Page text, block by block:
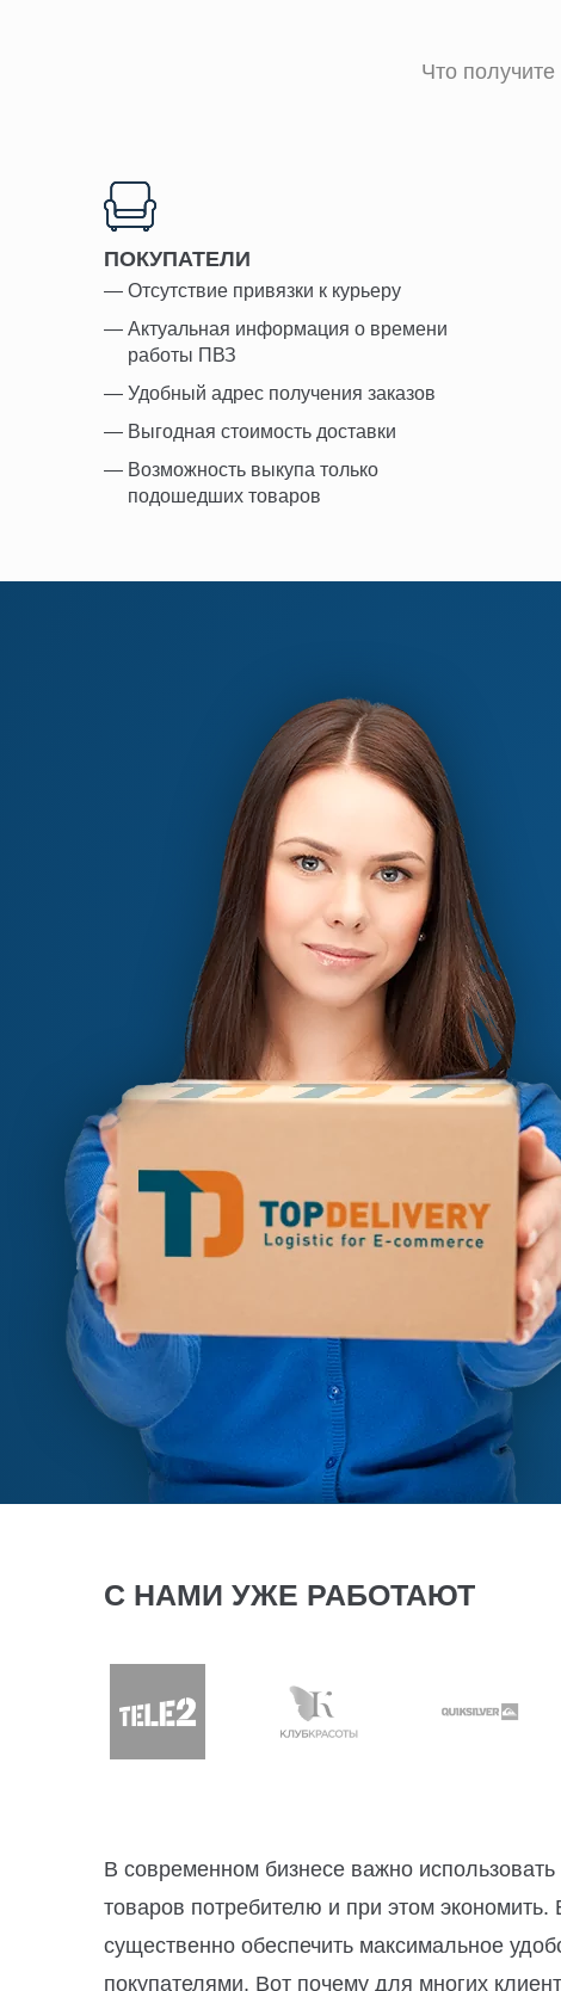
Что
ПОКУПАТЕЛИ
Отсутствие привязки к курьеру
Актуальная информация о времени
работы ПВЗ
Удобный адрес получения заказов
Выгодная стоимость доставки
Возможность выкупа только
подошедших товаров
С НАМИ УЖЕ РАБОТАЮТ
В современном бизнесе важно
товаров потребителю и при этом
существенно обеспечить максимальное
покупателями. Вот почему для многих